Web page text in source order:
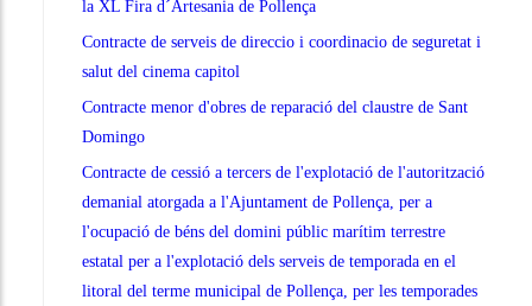
la XL Fira d´Artesania de Pollença
Contracte de serveis de direccio i coordinacio de seguretat i
salut del cinema capitol
Contracte menor d'obres de reparació del claustre de Sant
Domingo
Contracte de cessió a tercers de l'explotació de l'autorització
demanial atorgada a l'Ajuntament de Pollença, per a
l'ocupació de béns del domini públic marítim terrestre
estatal per a l'explotació dels serveis de temporada en el
litoral del terme municipal de Pollença, per les temporades